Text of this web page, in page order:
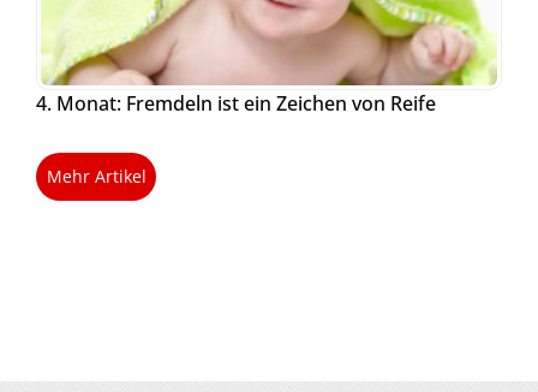
4. Monat: Fremdeln ist ein Zeichen von Reife
Mehr Artikel